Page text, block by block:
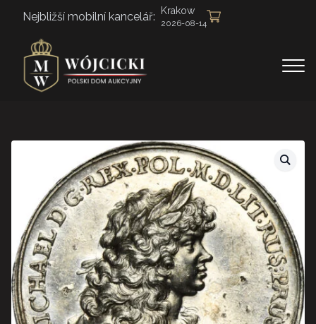
Nejbližší mobilní kancelář: Krakow
2026-08-14